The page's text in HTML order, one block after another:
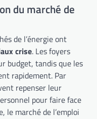
du marché de
de l’énergie ont
crise. Les foyers
budget, tandis que les
rapidement. Par
repenser leur
pour faire face
le marché de l’emploi